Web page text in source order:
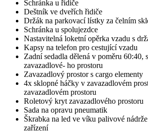
Schránka u řidiče
Deštník ve dveřích řidiče
Držák na parkovací lístky za čelním
Schránka u spolujezdce
Nastavitelná loketní opěrka vzadu s
Kapsy na telefon pro cestující vzadu
Zadní sedadla dělená v poměru 60:40,
zavazadlové- ho prostoru
Zavazadlový prostor s cargo elementy
4x sklopné háčky v zavazadlovém
zavazadlovém prostoru
Roletový kryt zavazadlového prostoru
Sada na opravu pneumatik
Škrabka na led ve víku palivové
zařízení